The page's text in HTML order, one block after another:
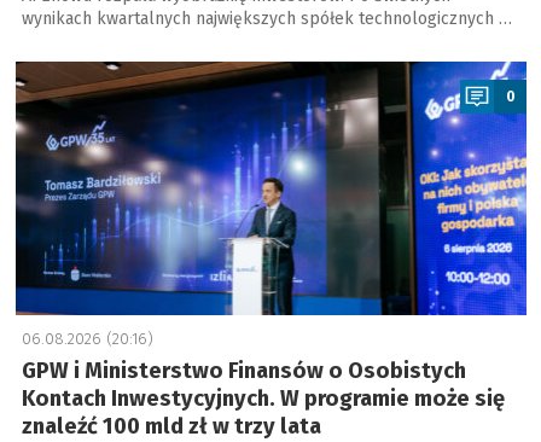
wynikach kwartalnych największych spółek technologicznych …
a
0
06.08.2026 (20:16)
GPW i Ministerstwo Finansów o Osobistych
Kontach Inwestycyjnych. W programie może się
znaleźć 100 mld zł w trzy lata